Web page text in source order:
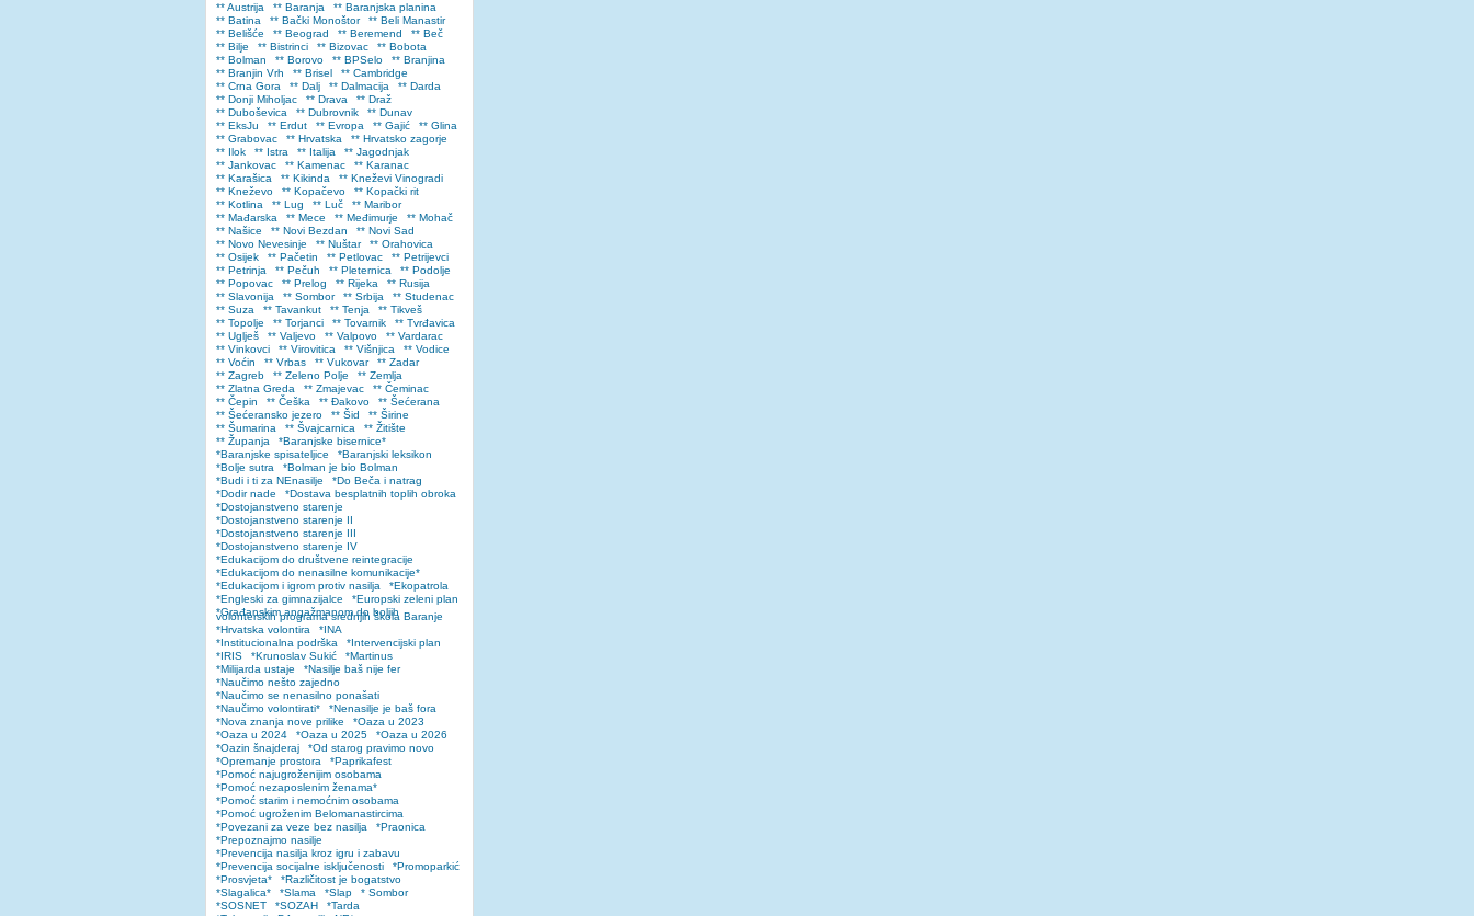
** Austrija ** Baranja
** Baranjska planina
** Batina
** Bački Monoštor
** Beli Manastir
** Belišće
** Beograd ** Beremend
** Beč
** Bilje
** Bistrinci ** Bizovac
** Bobota
** Bolman
** Borovo ** BPSelo
** Branjina
** Branjin Vrh
** Brisel
** Cambridge
** Crna Gora
** Dalj ** Dalmacija
** Darda
** Donji Miholjac
** Drava
** Draž
** Duboševica
** Dubrovnik
** Dunav
** EksJu
** Erdut ** Evropa ** Gajić
** Glina
** Grabovac
** Hrvatska
** Hrvatsko zagorje
** Ilok
** Istra ** Italija
** Jagodnjak
** Jankovac
** Kamenac
** Karanac
** Karašica
** Kikinda
** Kneževi Vinogradi
** Kneževo
** Kopačevo
** Kopački rit
** Kotlina
** Lug ** Luč
** Maribor
** Mađarska
** Mece ** Međimurje
** Mohač
** Našice
** Novi Bezdan
** Novi Sad
** Novo Nevesinje
** Nuštar
** Orahovica
** Osijek
** Pačetin ** Petlovac
** Petrijevci
** Petrinja
** Pečuh ** Pleternica
** Podolje
** Popovac
** Prelog ** Rijeka
** Rusija
** Slavonija
** Sombor ** Srbija
** Studenac
** Suza
** Tavankut ** Tenja
** Tikveš
** Topolje
** Torjanci ** Tovarnik
** Tvrđavica
** Uglješ
** Valjevo ** Valpovo
** Vardarac
** Vinkovci
** Virovitica ** Višnjica
** Vodice
** Voćin
** Vrbas ** Vukovar
** Zadar
** Zagreb
** Zeleno Polje
** Zemlja
** Zlatna Greda
** Zmajevac
** Čeminac
** Čepin
** Češka ** Đakovo
** Šećerana
** Šećeransko jezero
** Šid
** Širine
** Šumarina
** Švajcarnica
** Žitište
** Županja
*Baranjske bisernice*
*Baranjske spisateljice
*Baranjski leksikon
*Bolje sutra
*Bolman je bio Bolman
*Budi i ti za NEnasilje
*Do Beča i natrag
*Dodir nade
*Dostava besplatnih toplih obroka
*Dostojanstveno starenje
*Dostojanstveno starenje II
*Dostojanstveno starenje III
*Dostojanstveno starenje IV
*Edukacijom do društvene reintegracije
*Edukacijom do nenasilne komunikacije*
*Edukacijom i igrom protiv nasilja
*Ekopatrola
*Engleski za gimnazijalce
*Europski zeleni plan
*Građanskim angažmanom do boljih
volonterskih programa srednjih škola Baranje
*Hrvatska volontira
*INA
*Institucionalna podrška
*Intervencijski plan
*IRIS
*Krunoslav Sukić
*Martinus
*Milijarda ustaje
*Nasilje baš nije fer
*Naučimo nešto zajedno
*Naučimo se nenasilno ponašati
*Naučimo volontirati*
*Nenasilje je baš fora
*Nova znanja nove prilike
*Oaza u 2023
*Oaza u 2024
*Oaza u 2025
*Oaza u 2026
*Oazin šnajderaj
*Od starog pravimo novo
*Opremanje prostora
*Paprikafest
*Pomoć najugroženijim osobama
*Pomoć nezaposlenim ženama*
*Pomoć starim i nemoćnim osobama
*Pomoć ugroženim Belomanastircima
*Povezani za veze bez nasilja
*Praonica
*Prepoznajmo nasilje
*Prevencija nasilja kroz igru i zabavu
*Prevencija socijalne isključenosti
*Promoparkić
*Prosvjeta*
*Različitost je bogatstvo
*Slagalica*
*Slama *Slap
* Sombor
*SOSNET
*SOZAH
*Tarda